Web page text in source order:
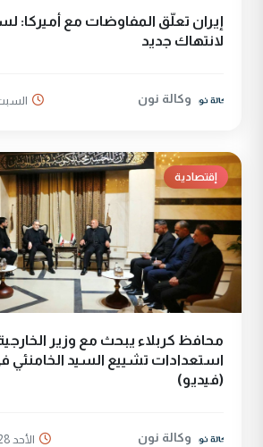
إيران تعلّق المفاوضات مع أميركا:
لانتهاك جديد
وكالة نون السبت 11 تموز
إقتصادية
محافظ كربلاء يبحث مع وزير الخارجية
استعدادات تشييع السيد الخامنئي
(فيديو)
وكالة نون الأحد 28 حزيران 2026